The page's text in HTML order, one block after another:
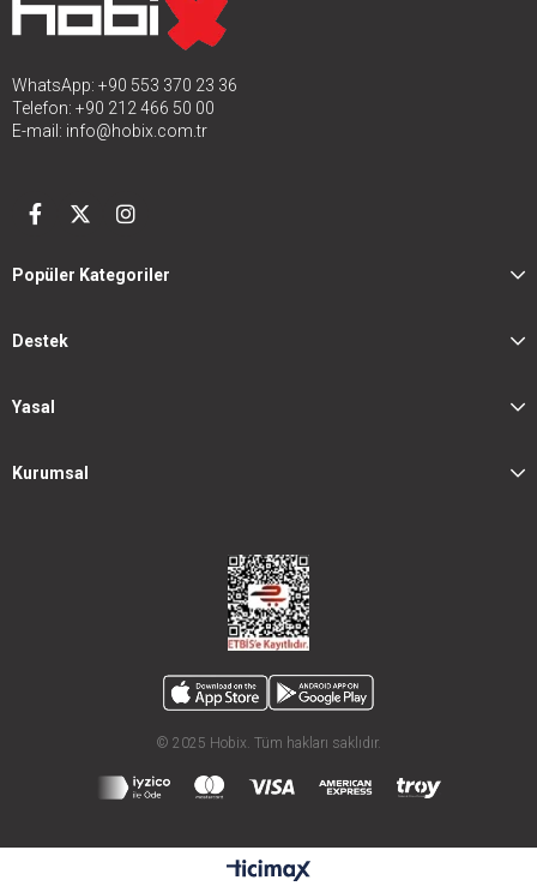
WhatsApp: +90 553 370 23 36
Telefon: +90 212 466 50 00
E-mail: info@hobix.com.tr
Popüler Kategoriler
Destek
Yasal
Kurumsal
© 2025 Hobix. Tüm hakları saklıdır.